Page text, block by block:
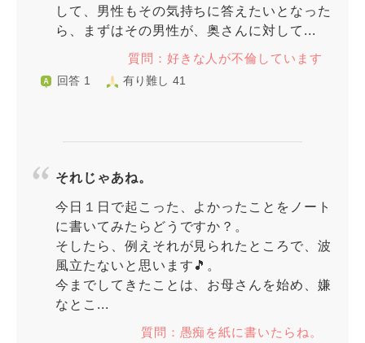
して、男性もその気持ちに答えたいとなった
ら、まずはその男性が、奥さんに対して...
質問：好きな人が不倫しています
回答 1 有り難し 41
それじゃあね。
今日１日で起こった、よかったことをノート
に書いてみたらどうですか？。
そしたら、例えそれが見られたところで、波
風立たないと思います🎵。
今までしてきたことは、お母さんを始め、嫌
なとこ...
質問：愚痴を紙に書いたらね。